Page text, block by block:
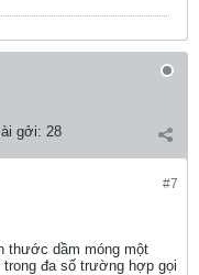
gởi: 28
#7
thước dầm móng một
trong đa số trường hợp gọi